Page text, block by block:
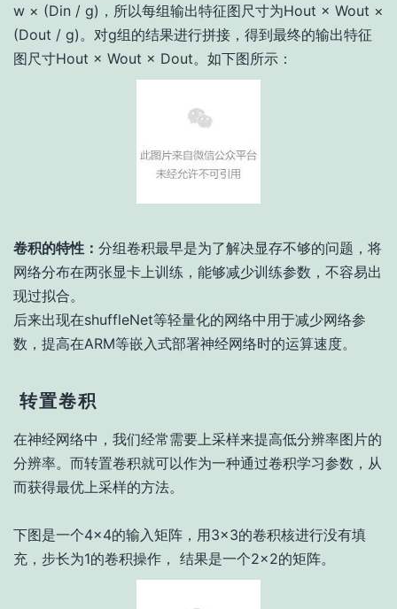
w × (Din / g)，所以每组输出特征图尺寸为Hout × Wout ×
(Dout / g)。对g组的结果进行拼接，得到最终的输出特征
图尺寸Hout × Wout × Dout。如下图所示：
卷积的特性： 分组卷积最早是为了解决显存不够的问题，将
网络分布在两张显卡上训练，能够减少训练参数，不容易出
现过拟合。
后来出现在shuffleNet等轻量化的网络中用于减少网络参
数，提高在ARM等嵌入式部署神经网络时的运算速度。
转置卷积
在神经网络中，我们经常需要上采样来提高低分辨率图片的
分辨率。而转置卷积就可以作为一种通过卷积学习参数，从
而获得最优上采样的方法。
下图是一个4×4的输入矩阵，用3×3的卷积核进行没有填
充，步长为1的卷积操作， 结果是一个2×2的矩阵。